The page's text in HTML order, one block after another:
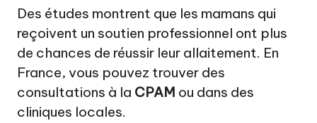
Des études montrent que les mamans qui
reçoivent un soutien professionnel ont plus
de chances de réussir leur allaitement. En
France, vous pouvez trouver des
consultations à la CPAM ou dans des
cliniques locales.